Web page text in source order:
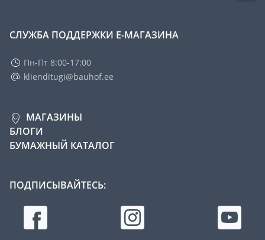
СЛУЖБА ПОДДЕРЖКИ Е-МАГАЗИНА
Пн-Пт 8:00-17:00
klienditugi@bauhof.ee
МАГАЗИНЫ
БЛОГИ
БУМАЖНЫЙ КАТАЛОГ
ПОДПИСЫВАЙТЕСЬ: